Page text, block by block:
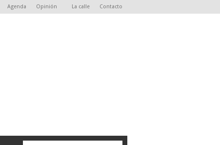
Agenda Opinión La calle Contacto